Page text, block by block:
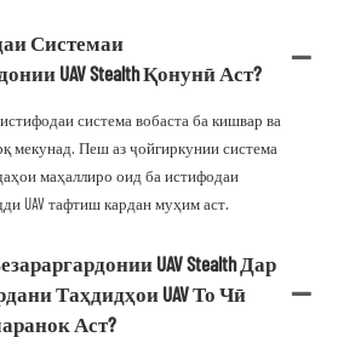
Системаи
UAV Stealth Қонунӣ Аст?
система вобаста ба кишвар ва
мекунад. Пеш аз ҷойгиркунии система
маҳаллиро оид ба истифодаи
UAV тафтиш кардан муҳим аст.
UAV Stealth Дар
Таҳдидҳои UAV То Чӣ
Аст?